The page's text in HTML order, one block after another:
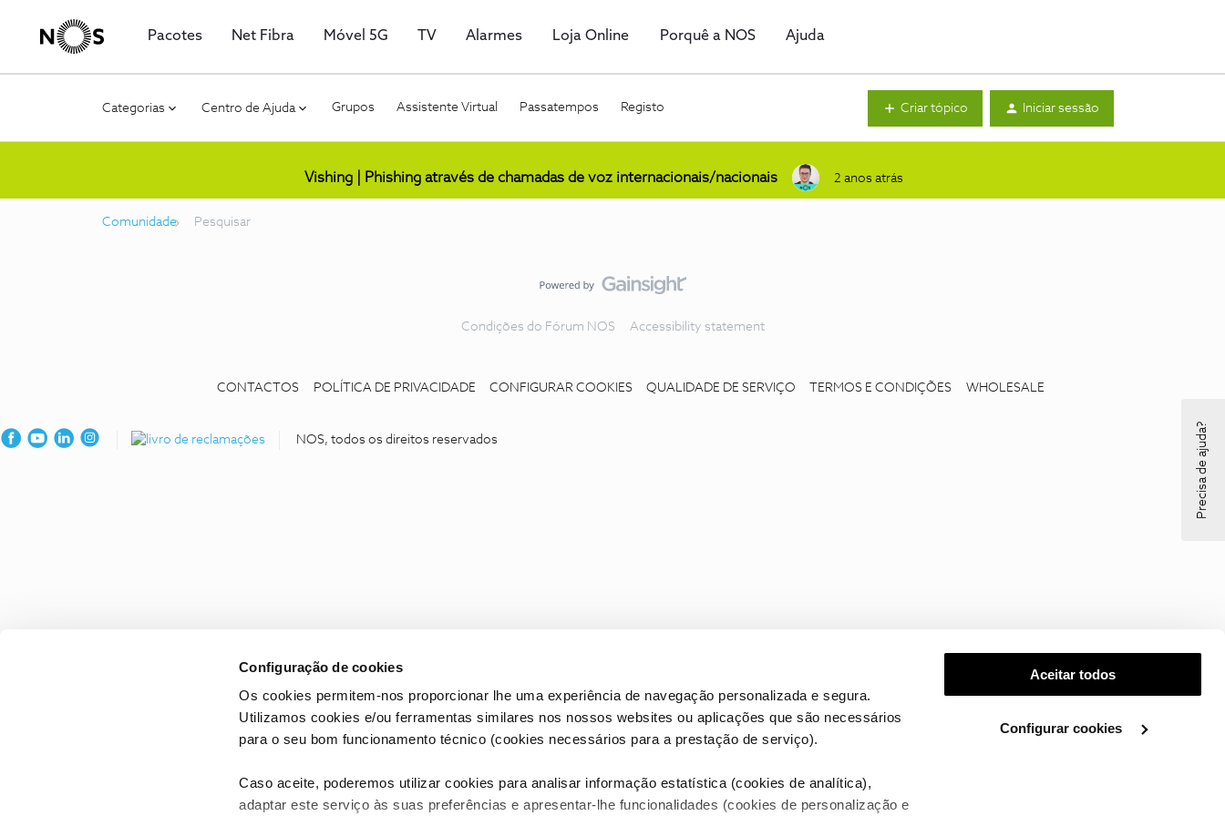
Configuração de cookies
Os cookies permitem-nos proporcionar lhe uma experiência de navegação personalizada e segura.
Utilizamos cookies e/ou ferramentas similares nos nossos websites ou aplicações que são necessários
para o seu bom funcionamento técnico (cookies necessários para a prestação de serviço).
Caso aceite, poderemos utilizar cookies para analisar informação estatística (cookies de analítica),
adaptar este serviço às suas preferências e apresentar-lhe funcionalidades (cookies de personalização e
Aceitar todos
Configurar cookies
Pacotes Net Fibra Móvel 5G TV Alarmes Loja Online Porquê a NOS Ajuda
Categorias Centro de Ajuda Grupos Assistente Virtual Passatempos Registo Criar tópico Iniciar sessão
Vishing | Phishing através de chamadas de voz internacionais/nacionais 2 anos atrás
Comunidade Pesquisar
Condições do Fórum NOS Accessibility statement
CONTACTOS POLÍTICA DE PRIVACIDADE CONFIGURAR COOKIES QUALIDADE DE SERVIÇO TERMOS E CONDIÇÕES WHOLESALE
NOS, todos os direitos reservados Precisa de ajuda?